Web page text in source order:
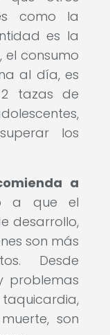
como la
es la
el consumo
al día, es
2 tazas de
los
a
a que el
desarrollo,
son más
Desde
problemas
son